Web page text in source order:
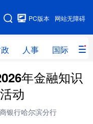
网站无障碍
PC版本
人事 国际 财
政 人事
评
连线 教育
年金融知识
动
银行哈尔滨分行